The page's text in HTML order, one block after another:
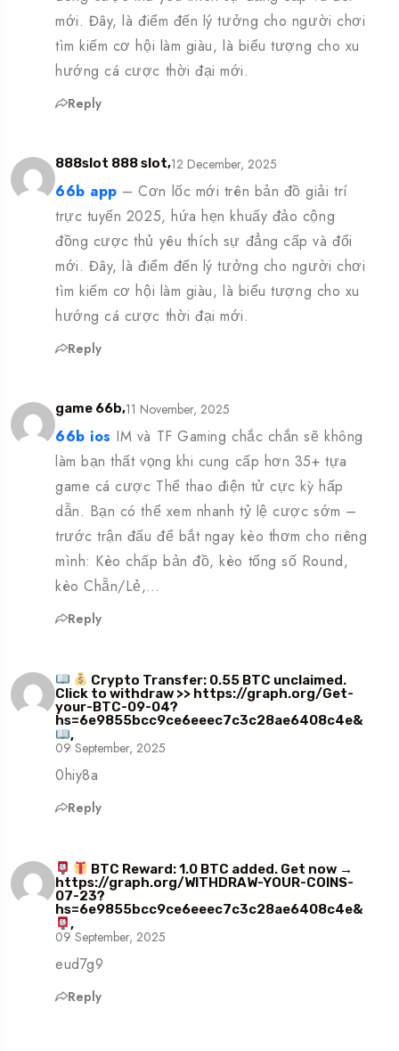
mới. Đây, là điểm đến lý tưởng cho người chơi
tìm kiếm cơ hội làm giàu, là biểu tượng cho xu
hướng cá cược thời đại mới.
Reply
888slot 888 slot,12 December, 2025
66b app – Cơn lốc mới trên bản đồ giải trí
trực tuyến 2025, hứa hẹn khuấy đảo cộng
đồng cược thủ yêu thích sự đẳng cấp và đổi
mới. Đây, là điểm đến lý tưởng cho người chơi
tìm kiếm cơ hội làm giàu, là biểu tượng cho xu
hướng cá cược thời đại mới.
Reply
game 66b,11 November, 2025
66b ios IM và TF Gaming chắc chắn sẽ không
làm bạn thất vọng khi cung cấp hơn 35+ tựa
game cá cược Thể thao điện tử cực kỳ hấp
dẫn. Bạn có thể xem nhanh tỷ lệ cược sớm –
trước trận đấu để bắt ngay kèo thơm cho riêng
mình: Kèo chấp bản đồ, kèo tổng số Round,
kèo Chẵn/Lẻ,…
Reply
Crypto Transfer: 0.55 BTC unclaimed.
Click to withdraw >> https://graph.org/Get-
your-BTC-09-04?
hs=6e9855bcc9ce6eeec7c3c28ae6408c4e&
,
09 September, 2025
0hiy8a
Reply
BTC Reward: 1.0 BTC added. Get now →
https://graph.org/WITHDRAW-YOUR-COINS-
07-23?
hs=6e9855bcc9ce6eeec7c3c28ae6408c4e&
,
09 September, 2025
eud7g9
Reply